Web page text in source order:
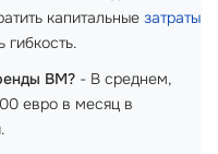
капитальные затраты
гибкость.
ВМ? - В среднем,
евро в месяц в